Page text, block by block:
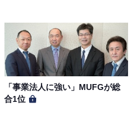
「事業法人に強い」MUFGが総
合1位